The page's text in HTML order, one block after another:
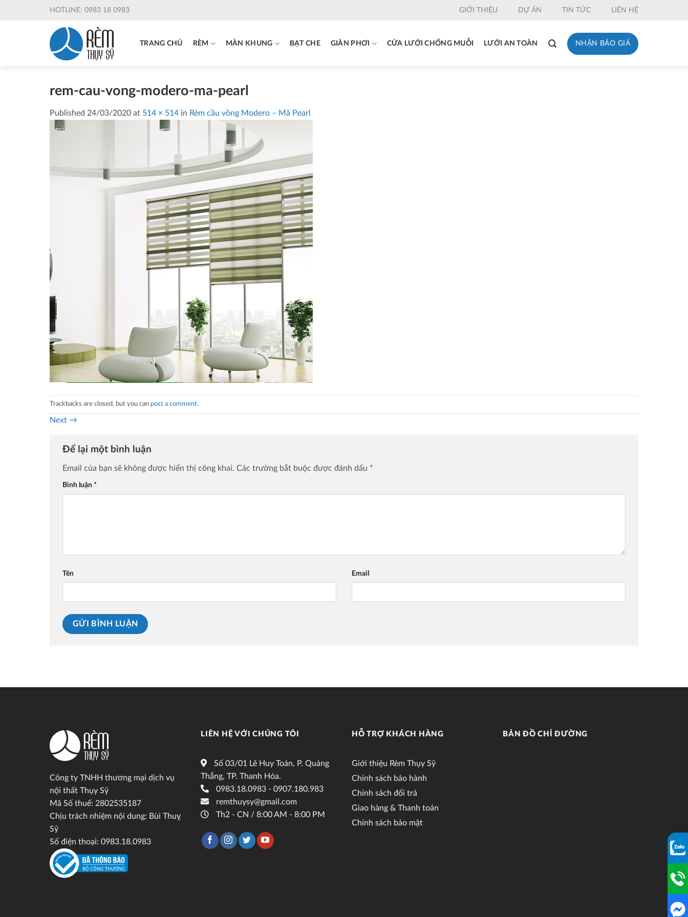
HOTLINE: 0983 18 0983 GIỚI THIỆU DỰ ÁN TIN TỨC LIÊN HỆ
TRANG CHỦ RÈM MÀN KHUNG BẠT CHE GIÀN PHƠI CỬA LƯỚI CHỐNG MUỖI LƯỚI AN TOÀN NHẬN BÁO GIÁ
rem-cau-vong-modero-ma-pearl
Published 24/03/2020 at 514 × 514 in Rèm cầu vồng Modero – Mã Pearl
Trackbacks are closed, but you can post a comment.
Next →
Để lại một bình luận
Email của bạn sẽ không được hiển thị công khai. Các trường bắt buộc được đánh dấu *
Bình luận *
Tên Email
Công ty TNHH thương mại dịch vụ
nội thất Thụy Sỹ
Mã Số thuế: 2802535187
Chịu trách nhiệm nội dung: Bùi Thuỵ
Sỹ
Số điện thoại: 0983.18.0983
LIÊN HỆ VỚI CHÚNG TÔI
Số 03/01 Lê Huy Toán, P. Quảng
Thắng, TP. Thanh Hóa.
0983.18.0983 - 0907.180.983
remthuysy@gmail.com
Th2 - CN / 8:00 AM - 8:00 PM
HỖ TRỢ KHÁCH HÀNG
Giới thiệu Rèm Thụy Sỹ
Chính sách bảo hành
Chính sách đổi trả
Giao hàng & Thanh toán
Chính sách bảo mật
BẢN ĐỒ CHỈ ĐƯỜNG